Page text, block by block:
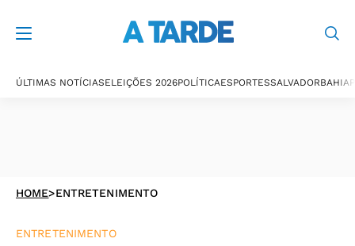
ÚLTIMAS NOTÍCIASELEIÇÕES 2026POLÍTICAESPORTESSALVADORBAHIA
HOME>ENTRETENIMENTO
ENTRETENIMENTO